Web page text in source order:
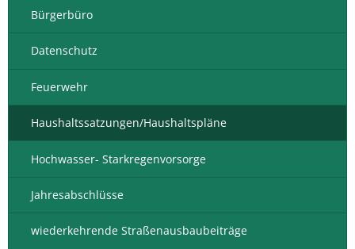
Bürgerbüro
Datenschutz
Feuerwehr
Haushaltssatzungen/Haushaltspläne
Hochwasser- Starkregenvorsorge
Jahresabschlüsse
wiederkehrende Straßenausbaubeiträge